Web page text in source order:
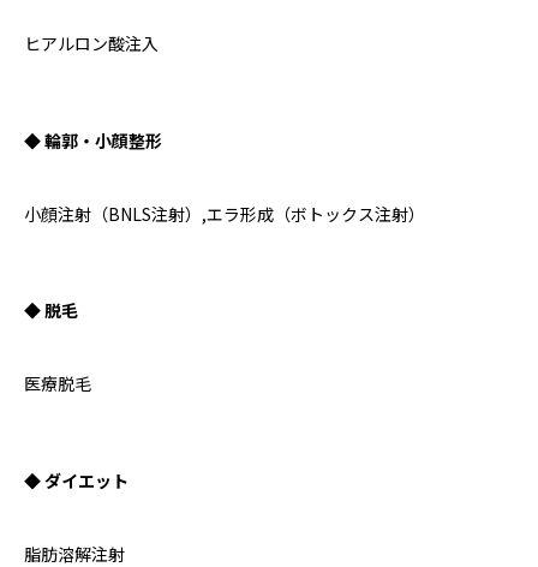
ヒアルロン酸注入
◆ 輪郭・小顔整形
小顔注射（BNLS注射）,エラ形成（ボトックス注射）
◆ 脱毛
医療脱毛
◆ ダイエット
脂肪溶解注射